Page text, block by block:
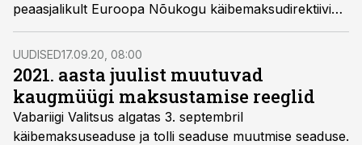
peaasjalikult Euroopa Nõukogu käibemaksudirektiivi
2006/112/EÜ muudatustest, mis peaksid eelduste
kohaselt jõustuma samal ajal. Üks kavandatav
uuendus on see, et senine kaugmüügi mõiste saab
uue tähenduse ja hakatakse eristama ühendusesisest
ning ühendusevälist kaugmüüki, kirjutab Ernst &
Young Baltic AS juhtiv maksunõustaja Tõnis Elling.
UUDISED17.09.20, 08:00
2021. aasta juulist muutuvad
kaugmüügi maksustamise reeglid
Vabariigi Valitsus algatas 3. septembril
käibemaksuseaduse ja tolli seaduse muutmise seaduse.